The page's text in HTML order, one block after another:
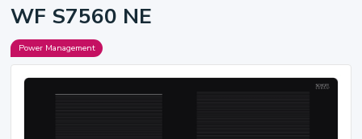
WF S7560 NE
Power Management